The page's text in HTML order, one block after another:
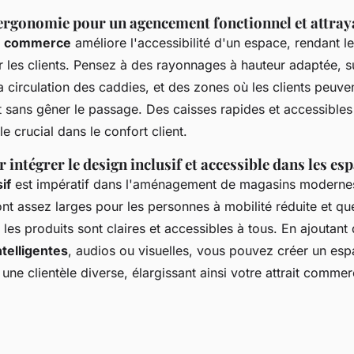
pour un agencement fonctionnel et
commerce améliore l'accessibilité d'un espace, rendant
clients. Pensez à des rayonnages à hauteur adaptée,
circulation des caddies, et des zones où les clients
gêner le passage. Des caisses rapides et
crucial dans le confort client.
intégrer le design inclusif et accessible dans les
est impératif dans l'aménagement de magasins
assez larges pour les personnes à mobilité réduite et
produits sont claires et accessibles à tous. En ajoutant
, audios ou visuelles, vous pouvez créer un
clientèle diverse, élargissant ainsi votre attrait